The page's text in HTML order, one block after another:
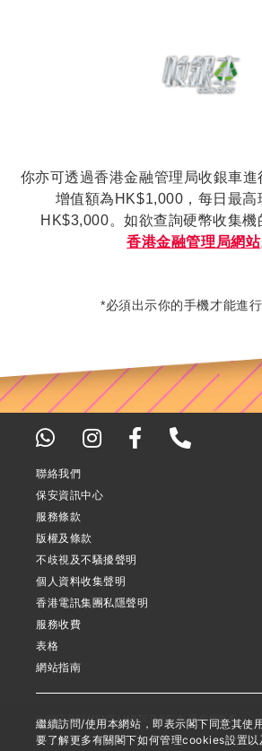
你亦可透過香港金融管理局收銀車進
增值額為HK$1,000，每日最高
HK$3,000。如欲查詢硬幣收集機
香港金融管理局網站
*必須出示你的手機才能進行
聯絡我們
保安資訊中心
服務條款
版權及條款
不歧視及不騷擾聲明
個人資料收集聲明
香港電訊集團私隱聲明
服務收費
表格
網站指南
© HKT PAYMENT LIMITED 2026. 著作權所有
儲值支付工具牌照號碼：SVF0002
繼續訪問/使用本網站，即表示閣下同意其使
要了解更多有關閣下如何管理cookies設置以